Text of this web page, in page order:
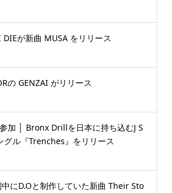
DIEが新曲 MUSA をリリース
の GENZAI がリリース
加 │ Bronx Drillを日本に持ち込むJ S
グル『Trenches』をリリース
にD.Oと制作していた新曲 Their Sto